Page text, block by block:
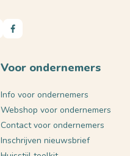
Voor ondernemers
Info voor ondernemers
Webshop voor ondernemers
Contact voor ondernemers
Inschrijven nieuwsbrief